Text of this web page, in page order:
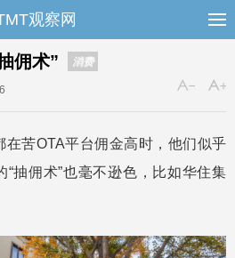
观察网
佣术” 消费
在苦OTA平台佣金高时，他们似乎
抽佣术”也毫不逊色，比如华住集